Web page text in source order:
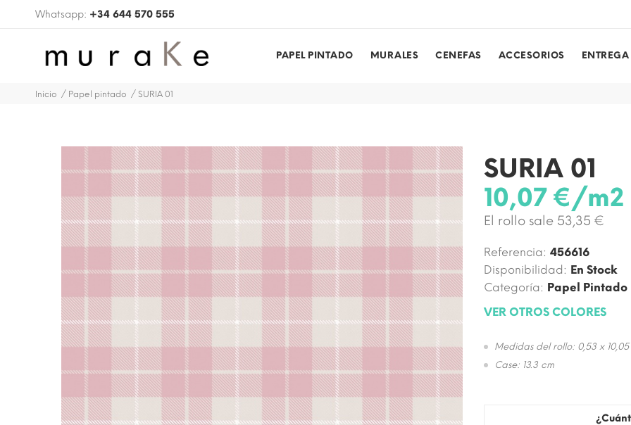
Whatsapp: +34 644 570 555
PAPEL PINTADO MURALES CENEFAS ACCESORIOS
Inicio Papel pintado SURIA 01
SURIA 01
10,07 €/m2
El rollo sale 53,35 €
Referencia: 456616
Disponibilidad: En Stock
Categoría: Papel Pintado
VER OTROS COLORES
Medidas del rollo: 0,53 x 10,05
Case: 13.3 cm